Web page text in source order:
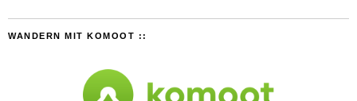
WANDERN MIT KOMOOT ::